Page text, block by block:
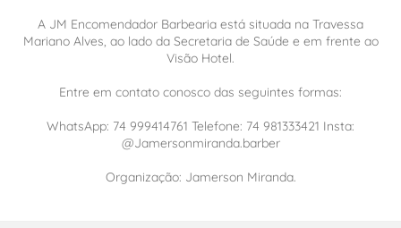
A JM Encomendador Barbearia está situada na Travessa
Mariano Alves, ao lado da Secretaria de Saúde e em frente ao
Visão Hotel.
Entre em contato conosco das seguintes formas:
WhatsApp: 74 999414761 Telefone: 74 981333421 Insta:
@Jamersonmiranda.barber
Organização: Jamerson Miranda.